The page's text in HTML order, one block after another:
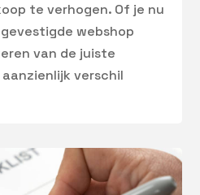
te verhogen. Of je nu
webshop
van de juiste
verschil